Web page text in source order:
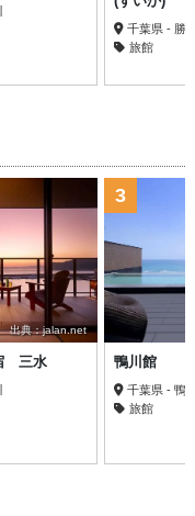
千葉県 - 勝
旅館
出典：jalan.net
三水
3
鴨川館
千葉県 - 鴨
旅館